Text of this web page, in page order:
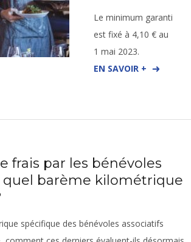
Le minimum garanti
est fixé à 4,10 € au
1 mai 2023.
EN SAVOIR +
frais par les bénévoles
quel barème kilométrique
spécifique des bénévoles associatifs